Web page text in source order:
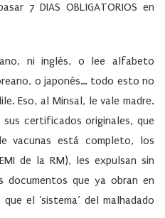
7 DIAS OBLIGATORIOS en
ni inglés, o lee alfabeto
o japonés… todo esto no
Eso, al Minsal, le vale madre.
certificados originales, que
vacunas está completo, los
de la RM), les expulsan sin
documentos que ya obran en
el ‘sistema’ del malhadado